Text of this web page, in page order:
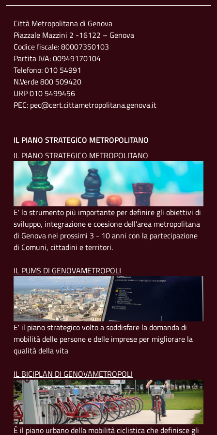
Città Metropolitana di Genova
Piazzale Mazzini 2 -16122 – Genova
Codice fiscale: 80007350103
Partita IVA: 00949170104
Telefono: 010 54991
N.Verde 800 509420
URP 010 5499456
PEC: pec@cert.cittametropolitana.genova.it
IL PIANO STRATEGICO METROPOLITANO
IL PIANO STRATEGICO METROPOLITANO
E' lo strumento più importante per definire gli obiettivi di
sviluppo, integrazione e coesione dell'area metropolitana
di Genova nei prossimi 3 - 10 anni con la partecipazione
di Comuni, cittadini e territori.
IL PUMS DI GENOVAMETROPOLI
E' il piano strategico volto a soddisfare la domanda di
mobilità delle persone e delle imprese per migliorare la
qualità della vita
IL BICIPLAN DI GENOVAMETROPOLI
È il piano urbano della mobilità ciclistica che definisce gli